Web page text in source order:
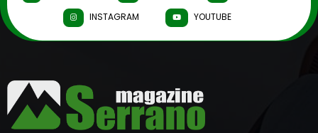
INSTAGRAM
YOUTUBE